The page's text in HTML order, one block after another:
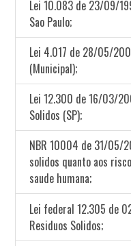
Lei 10.083 de 23/09/
Sao Paulo;
Lei 4.017 de 28/05/
(Municipal);
Lei 12.300 de 16/03/
Solidos (SP);
NBR 10004 de 31/05/
solidos quanto aos
saude humana;
Lei federal 12.305 de
Residuos Solidos;